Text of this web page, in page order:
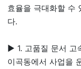
효율을 극대화할 수
다.
▶ 1. 고품질 문서 고
이곡동에서 사업을